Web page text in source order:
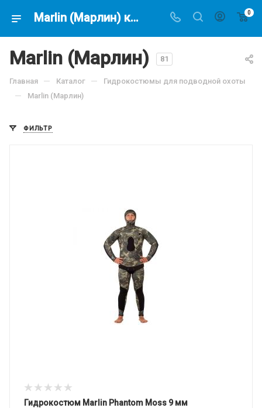
Marlin (Марлин) купить в магазине подводной охоты - Водолаз.РФ - 0
Marlin (Марлин) 81
Главная — Каталог — Гидрокостюмы для подводной охоты
— Marlin (Марлин)
ФИЛЬТР
Гидрокостюм Marlin Phantom Moss 9 мм